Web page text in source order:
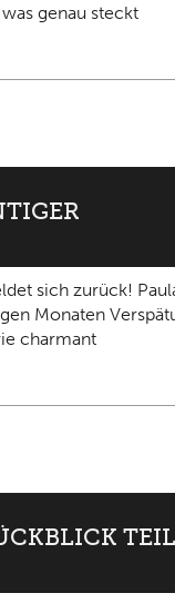
genau steckt
W
sich zurück!
Monaten
charmant
TEIL